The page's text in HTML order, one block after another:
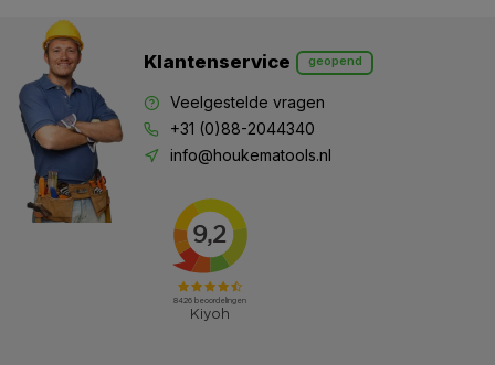
Klantenservice geopend
Veelgestelde vragen
+31 (0)88-2044340
info@houkematools.nl